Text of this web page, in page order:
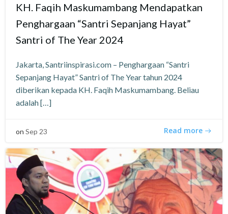
KH. Faqih Maskumambang Mendapatkan
Penghargaan “Santri Sepanjang Hayat”
Santri of The Year 2024
Jakarta, Santriinspirasi.com – Penghargaan “Santri
Sepanjang Hayat” Santri of The Year tahun 2024
diberikan kepada KH. Faqih Maskumambang. Beliau
adalah […]
on Sep 23 Read more